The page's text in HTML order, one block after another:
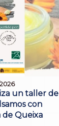
un taller de
con
de Queixa